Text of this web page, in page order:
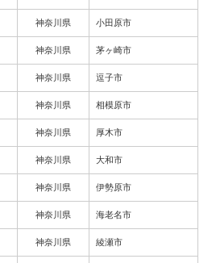
神奈川県 小田原市
神奈川県 茅ヶ崎市
神奈川県 逗子市
神奈川県 相模原市
神奈川県 厚木市
神奈川県 大和市
神奈川県 伊勢原市
神奈川県 海老名市
神奈川県 綾瀬市